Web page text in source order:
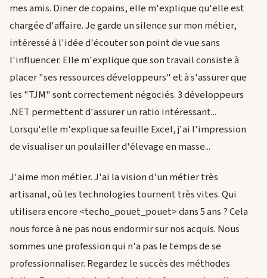
mes amis. Diner de copains, elle m'explique qu'elle est
chargée d'affaire. Je garde un silence sur mon métier,
intéressé à l'idée d'écouter son point de vue sans
l'influencer. Elle m'explique que son travail consiste à
placer "ses ressources développeurs" et à s'assurer que
les "TJM" sont correctement négociés. 3 développeurs
.NET permettent d'assurer un ratio intéressant...
Lorsqu'elle m'explique sa feuille Excel, j'ai l'impression
de visualiser un poulailler d'élevage en masse...
J'aime mon métier. J'ai la vision d'un métier très
artisanal, où les technologies tournent très vites. Qui
utilisera encore <techo_pouet_pouet> dans 5 ans ? Cela
nous force à ne pas nous endormir sur nos acquis. Nous
sommes une profession qui n'a pas le temps de se
professionnaliser. Regardez le succès des méthodes